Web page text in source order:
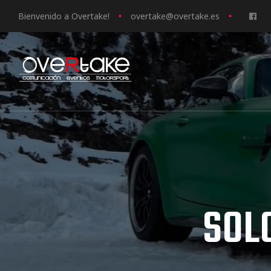
Bienvenido a Overtake! overtake@overtake.es